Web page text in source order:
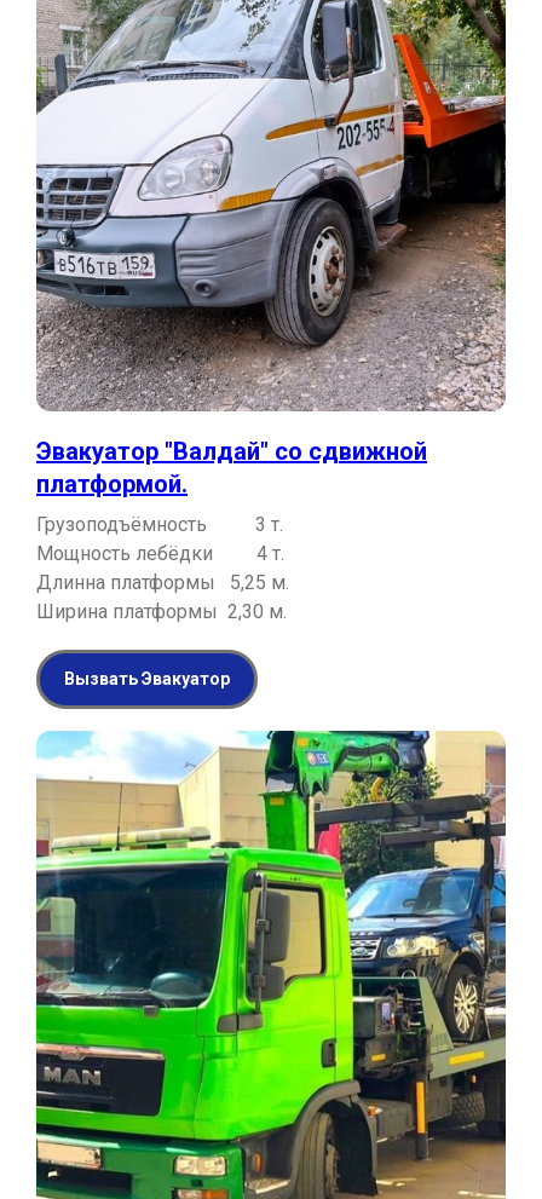
Эвакуатор "Валдай" со сдвижной
платформой.
Грузоподъёмность 3 т.
Мощность лебёдки 4 т.
Длинна платформы 5,25 м.
Ширина платформы 2,30 м.
Вызвать Эвакуатор